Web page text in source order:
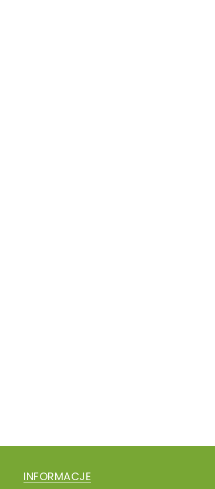
INFORMACJE